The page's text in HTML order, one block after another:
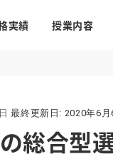
実績 授業内容
最終更新日: 2020年6月
総合型